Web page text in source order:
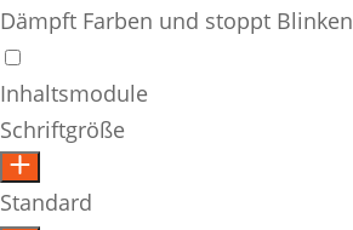
Dämpft Farben und stoppt Blinken
Inhaltsmodule
Schriftgröße
Standard